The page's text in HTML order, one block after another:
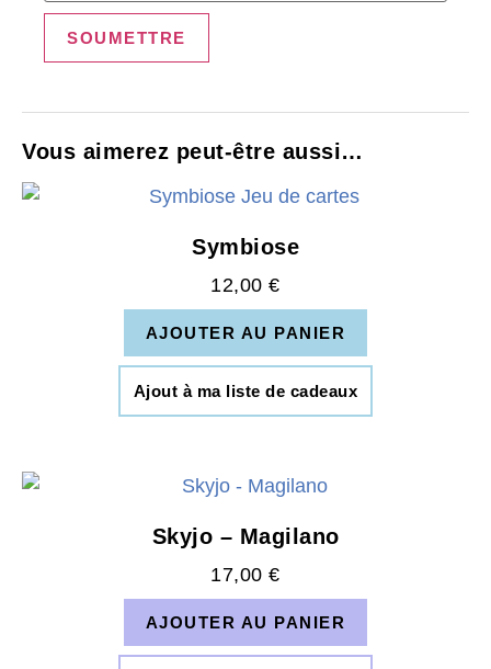
Vous aimerez peut-être aussi…
Symbiose
12,00€
AJOUTER AU PANIER
Ajout à ma liste de cadeaux
Skyjo – Magilano
17,00€
AJOUTER AU PANIER